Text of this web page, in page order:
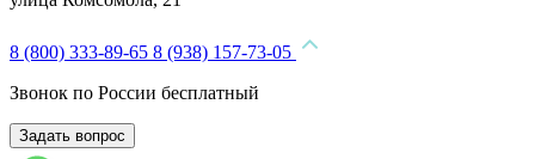
8 (800) 333-89-65 8 (938) 157-73-05
Звонок по России бесплатный
Задать вопрос